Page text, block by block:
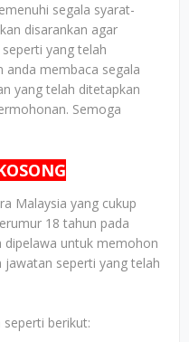
segala syarat-
disarankan agar
yang telah
anda membaca segala
yang telah ditetapkan
Semoga
Malaysia yang cukup
18 tahun pada
untuk memohon
jawatan seperti yang telah
seperti berikut: